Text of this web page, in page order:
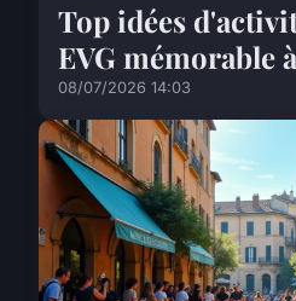
Top idées
EVG mémorable
08/07/2026 14:03